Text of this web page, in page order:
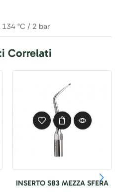
°C / 2 bar
Correlati
INSERTO SB3 MEZZA SFERA